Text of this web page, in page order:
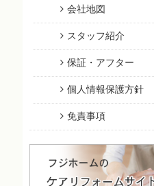
会社地図
スタッフ紹介
保証・アフター
個人情報保護方針
免責事項